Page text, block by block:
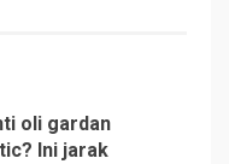
oli gardan
Ini jarak